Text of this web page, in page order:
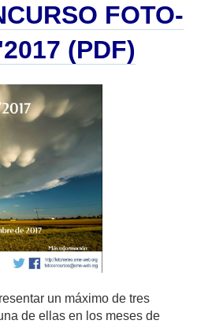
FOTO-
(PDF)
un máximo de tres
de ellas en los meses de